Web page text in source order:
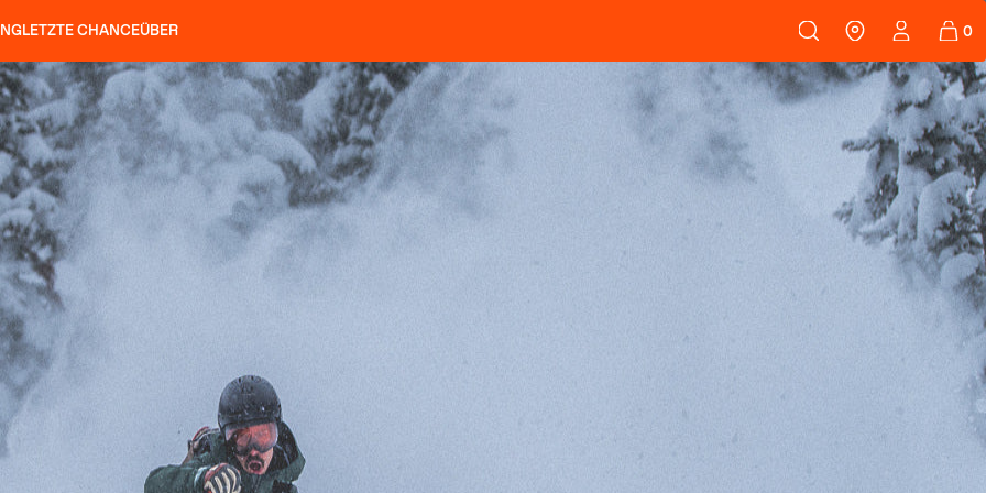
104 LITE
SLAP 112
SLAP 92 SLAP 92
UBAC 102 UBAC 108
HARSCHEISEN
FELLE
LETZTE CHANCEÜBER